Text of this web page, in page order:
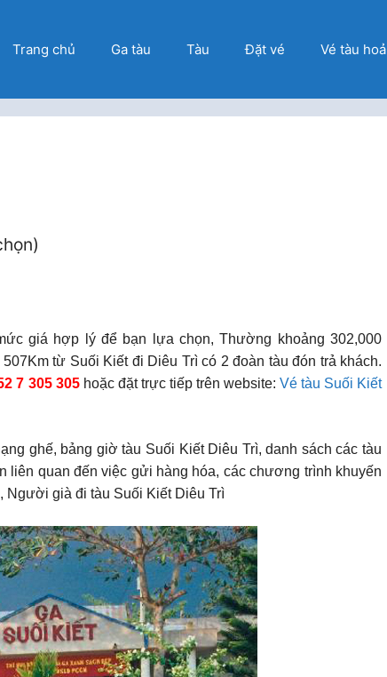
Trang chủ Ga tàu Tàu Đặt vé Vé tàu hoả
giá hợp lý để bạn lựa chọn, Thường khoảng 302,000
từ Suối Kiết đi Diêu Trì có 2 đoàn tàu đón trả khách.
7 305 305hoặc đặt trực tiếp trên website: Vé tàu Suối Kiết
ghế, bảng giờ tàu Suối Kiết Diêu Trì, danh sách các tàu
liên quan đến việc gửi hàng hóa, các chương trình khuyến
Người già đi tàu Suối Kiết Diêu Trì